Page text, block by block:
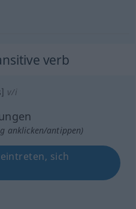
verb
v/i
anklicken/antippen)
sich